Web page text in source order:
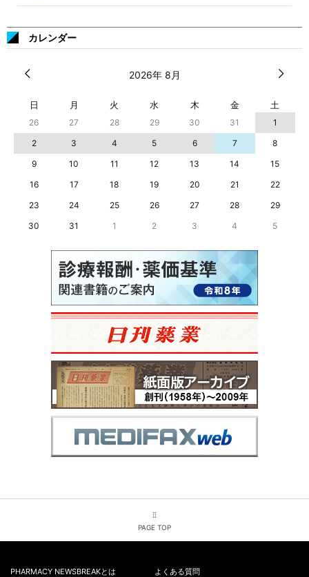
カレンダー
2026年 8月
日 月 火 水 木 金 土
26 27 28 29 30 31
1
2
3 4 5 6 7
8
9
10 11 12 13 14
15
16
17 18 19 20 21
22
23
24 25 26 27 28
29
30
31 1 2 3 4 5
PAGE TOP
PHARMACY NEWSBREAKとは よくある質問